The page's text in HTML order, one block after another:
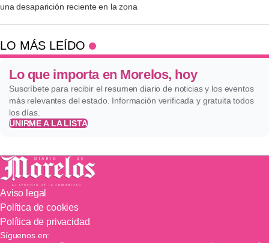
una desaparición reciente en la zona
LO MÁS LEÍDO
Lo que importa en Morelos, hoy
Suscríbete para recibir el resumen diario de noticias y los eventos
más relevantes del estado. Información verificada y gratuita todos
los días.
UNIRME A LA LISTA
Aviso legal
Política de cookies
Política de privacidad
Síguenos en: